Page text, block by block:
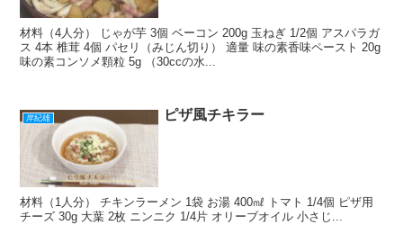
材料（4人分） じゃが芋 3個 ベーコン 200g 玉ねぎ 1/2個 アスパラガ
ス 4本 椎茸 4個 パセリ（みじん切り） 適量 味の素香味ペースト 20g
味の素コンソメ顆粒 5g （30ccの水...
岸紀雄 ピザ風チキラー
材料（1人分） チキンラーメン 1袋 お湯 400㎖ トマト 1/4個 ピザ用
チーズ 30g 大葉 2枚 ニンニク 1/4片 オリーブオイル 小さじ...